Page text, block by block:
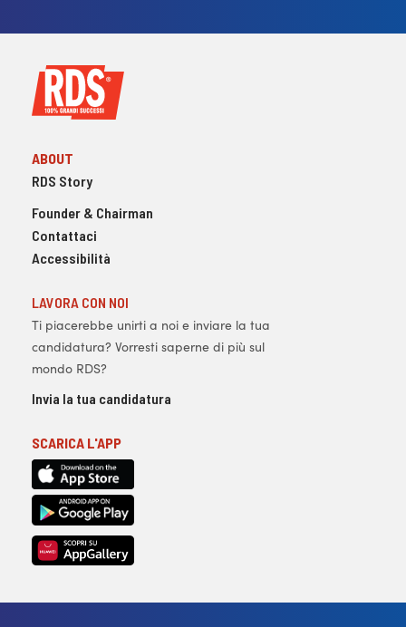
ABOUT
RDS Story
Founder & Chairman
Contattaci
Accessibilità
LAVORA CON NOI
Ti piacerebbe unirti a noi e inviare la tua
candidatura? Vorresti saperne di più sul
mondo RDS?
Invia la tua candidatura
SCARICA L'APP